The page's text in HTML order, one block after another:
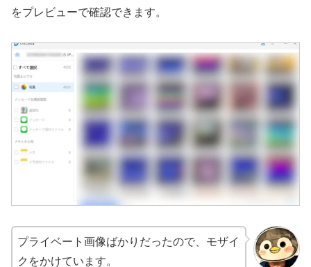
をプレビューで確認できます。
プライベート画像ばかりだったので、モザイ
クをかけています。